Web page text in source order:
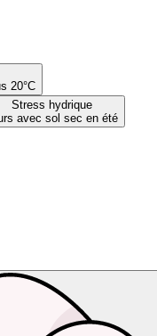
20°C
Stress hydrique
avec sol sec en été